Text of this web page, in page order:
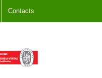
Contacts